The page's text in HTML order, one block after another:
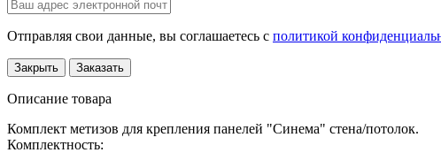
Отправляя свои данные, вы соглашаетесь с политикой
Закрыть Заказать
Описание товара
Комплект метизов для крепления панелей "Синема" стена/потолок.
Комплектность: